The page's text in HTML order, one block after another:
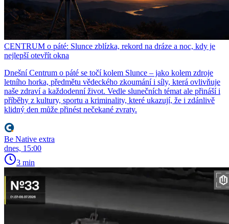
CENTRUM o páté: Slunce zblízka, rekord na dráze a noc, kdy je
nejlepší otevřít okna
Dnešní Centrum o páté se točí kolem Slunce – jako kolem zdroje
letního horka, předmětu vědeckého zkoumání i síly, která ovlivňuje
naše zdraví a každodenní život. Vedle slunečních témat ale přináší i
příběhy z kultury, sportu a kriminality, které ukazují, že i zdánlivě
klidný den může přinést nečekané zvraty.
Be Native extra
dnes, 15:00
3 min